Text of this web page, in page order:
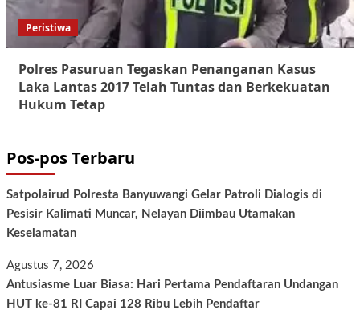
Peristiwa
Polres Pasuruan Tegaskan Penanganan Kasus
Laka Lantas 2017 Telah Tuntas dan Berkekuatan
Hukum Tetap
Pos-pos Terbaru
Satpolairud Polresta Banyuwangi Gelar Patroli Dialogis di
Pesisir Kalimati Muncar, Nelayan Diimbau Utamakan
Keselamatan
Agustus 7, 2026
Antusiasme Luar Biasa: Hari Pertama Pendaftaran Undangan
HUT ke-81 RI Capai 128 Ribu Lebih Pendaftar